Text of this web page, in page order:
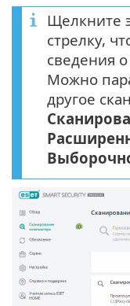
Щелкните
стрелку,
сведения
Можно
другое